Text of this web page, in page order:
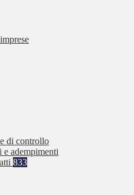
di controllo
adempimenti
833